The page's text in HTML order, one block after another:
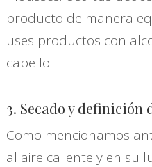
producto de manera
uses productos con
cabello.
3. Secado y definición
Como mencionamos
al aire caliente y en su